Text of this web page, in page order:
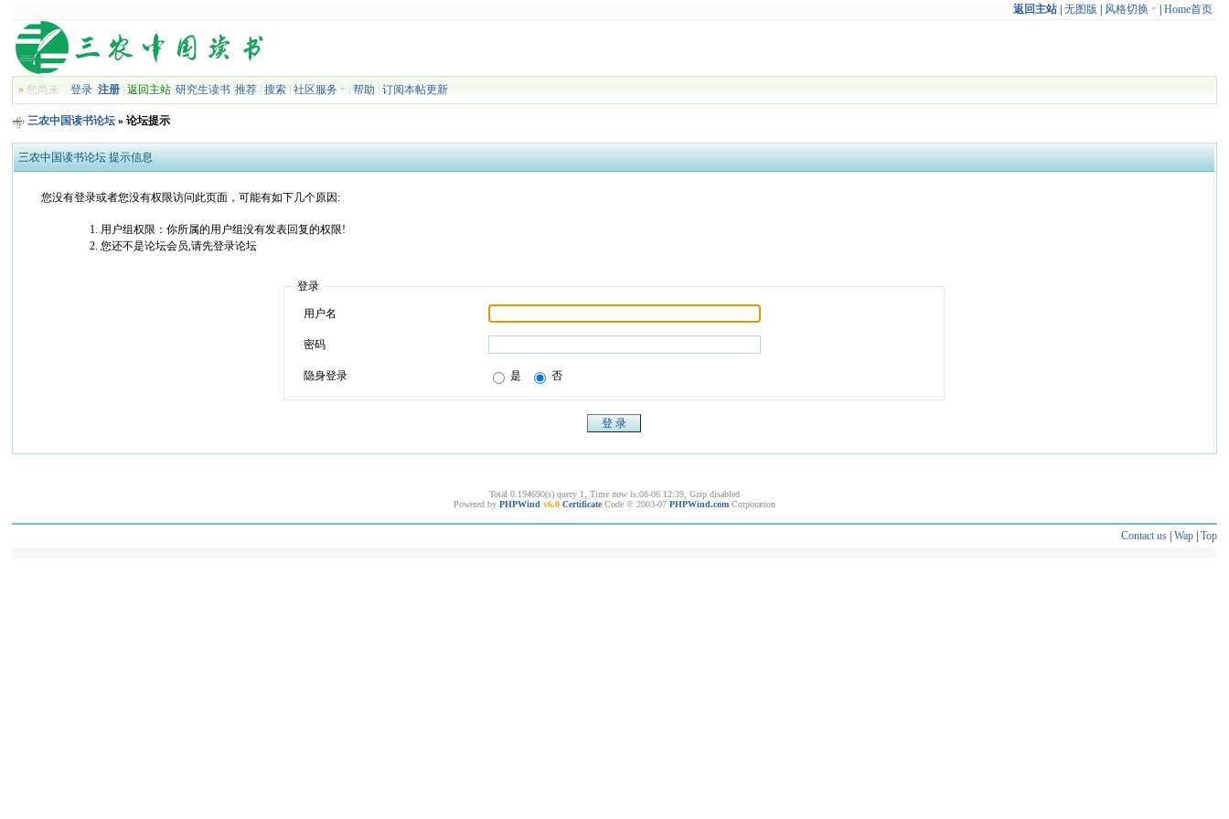
返回主站| 无图版 风格切换 Home首页
» 您尚未登录 注册 |返回主站 |研究生读书 |推荐 |搜索 |社区服务 |帮助 |订阅本帖更新
三农中国读书论坛 » 论坛提示
三农中国读书论坛 提示信息
您没有登录或者您没有权限访问此页面，可能有如下几个原因:
用户组权限：你所属的用户组没有发表回复的权限!
您还不是论坛会员,请先登录论坛
登录
用户名
密码
隐身登录 是 否
Total 0.194690(s) query 1, Time now is:08-06 12:39, Gzip disabled
Powered by PHPWind v6.0 Certificate Code © 2003-07 PHPWind.com Corporation
Contact us| Wap| Top